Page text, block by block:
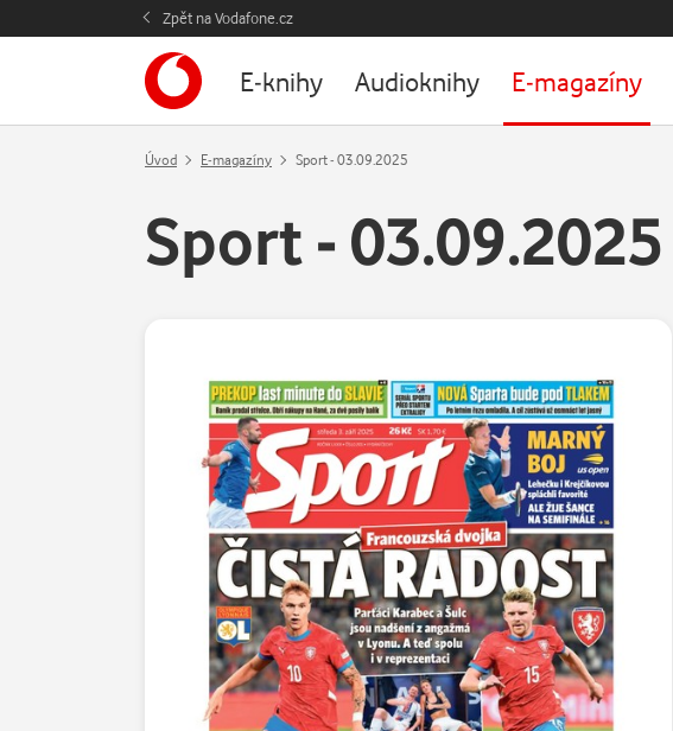
Zpět na Vodafone.cz
E-knihy Audioknihy E-magazíny
Úvod E-magazíny Sport - 03.09.2025
Sport - 03.09.2025